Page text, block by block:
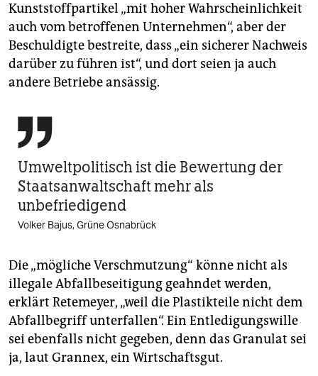
Kunststoffpartikel „mit hoher Wahrscheinlichkeit
auch vom betroffenen Unternehmen“, aber der
Beschuldigte bestreite, dass „ein sicherer Nachweis
darüber zu führen ist“, und dort seien ja auch
andere Betriebe ansässig.

Umweltpolitisch ist die Bewertung der
Staatsanwaltschaft mehr als
unbefriedigend
Volker Bajus, Grüne Osnabrück
Die „mögliche Verschmutzung“ könne nicht als
illegale Abfallbeseitigung geahndet werden,
erklärt Retemeyer, „weil die Plastikteile nicht dem
Abfallbegriff unterfallen“. Ein Entledigungswille
sei ebenfalls nicht gegeben, denn das Granulat sei
ja, laut Grannex, ein Wirtschaftsgut.